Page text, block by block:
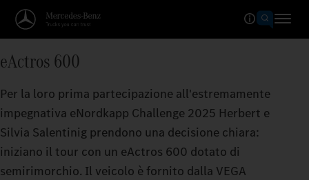
eActros 600
Per la loro prima partecipazione all'estremamente
impegnativa eNordkapp Challenge 2025 Herbert e
Silvia Salentinig prendono una decisione chiara:
iniziano il tour con un eActros 600 dotato di
semirimorchio. Il veicolo è fornito dalla VEGA